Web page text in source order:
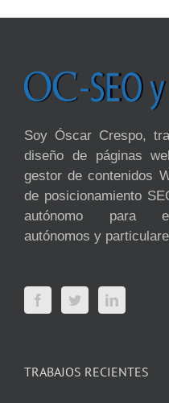
Soy Óscar Crespo,
diseño de páginas
gestor de contenidos
de posicionamiento
autónomo para
autónomos y
TRABAJOS RECIENTES